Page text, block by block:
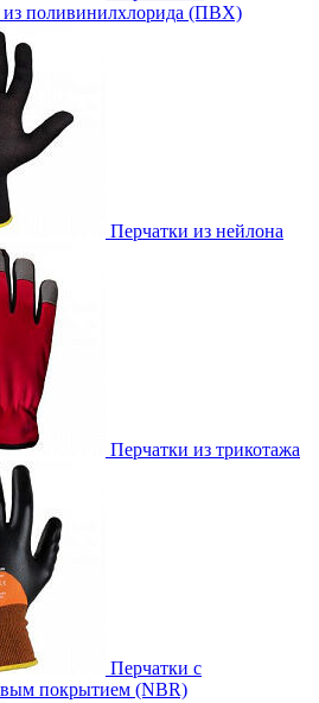
из поливинилхлорида (ПВХ)
Перчатки из нейлона
Перчатки из трикотажа
Перчатки с
покрытием (NBR)